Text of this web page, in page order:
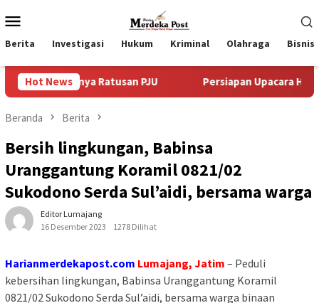
ke
kontenMobile
Berita Investigasi Hukum Kriminal Olahraga Bisnis
Hot News
Ratusan PJU Persiapan Upacara Hari Proklamasi
Beranda Berita
Bersih lingkungan, Babinsa
Uranggantung Koramil 0821/02
Sukodono Serda Sul’aidi, bersama warga
Editor Lumajang
16 Desember 2023
1278 Dilihat
Harianmerdekapost.com Lumajang, Jatim – Peduli
kebersihan lingkungan, Babinsa Uranggantung Koramil
0821/02 Sukodono Serda Sul’aidi, bersama warga binaan